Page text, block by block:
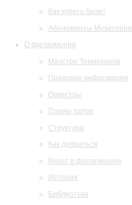
Как купить билет
Абонементы Музитория
О филармонии
Маэстро Темирканов
Правовая информация
Оркестры
Планы залов
Структура
Как добраться
Визит в филармонию
История
Библиотека